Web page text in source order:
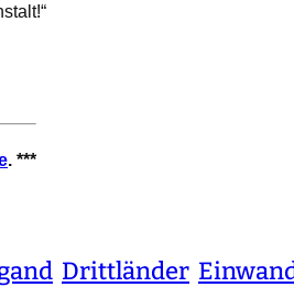
. ***
Drittländer